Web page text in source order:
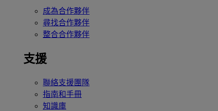
成為合作夥伴
尋找合作夥伴
整合合作夥伴
支援
聯絡支援團隊
指南和手冊
知識庫